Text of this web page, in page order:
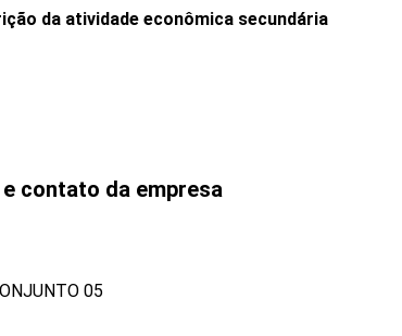
da atividade econômica secundária
contato da empresa
05